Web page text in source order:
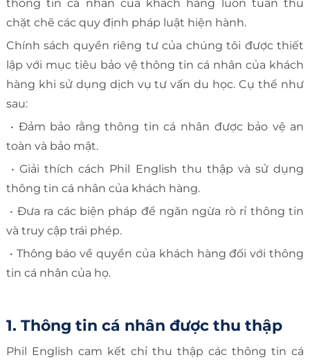
thông tin cá nhân của khách hàng luôn tuân thủ
chặt chẽ các quy định pháp luật hiện hành.
Chính sách quyền riêng tư của chúng tôi được thiết
lập với mục tiêu bảo vệ thông tin cá nhân của khách
hàng khi sử dụng dịch vụ tư vấn du học. Cụ thể như
sau:
• Đảm bảo rằng thông tin cá nhân được bảo vệ an
toàn và bảo mật.
• Giải thích cách Phil English thu thập và sử dụng
thông tin cá nhân của khách hàng.
• Đưa ra các biện pháp để ngăn ngừa rò rỉ thông tin
và truy cập trái phép.
• Thông báo về quyền của khách hàng đối với thông
tin cá nhân của họ.
1. Thông tin cá nhân được thu thập
Phil English cam kết chỉ thu thập các thông tin cá